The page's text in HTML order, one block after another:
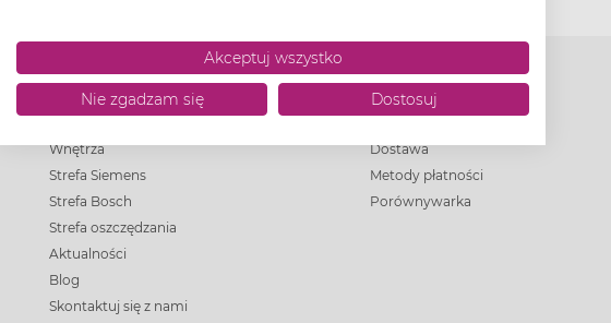
OFERTA
Wnętrza
Strefa Siemens
Strefa Bosch
Strefa oszczędzania
Aktualności
Blog
Skontaktuj się z nami
VERLE HOME
Dostawa
Metody płatności
Porównywarka
Akceptuj wszystko
Nie zgadzam się Dostosuj